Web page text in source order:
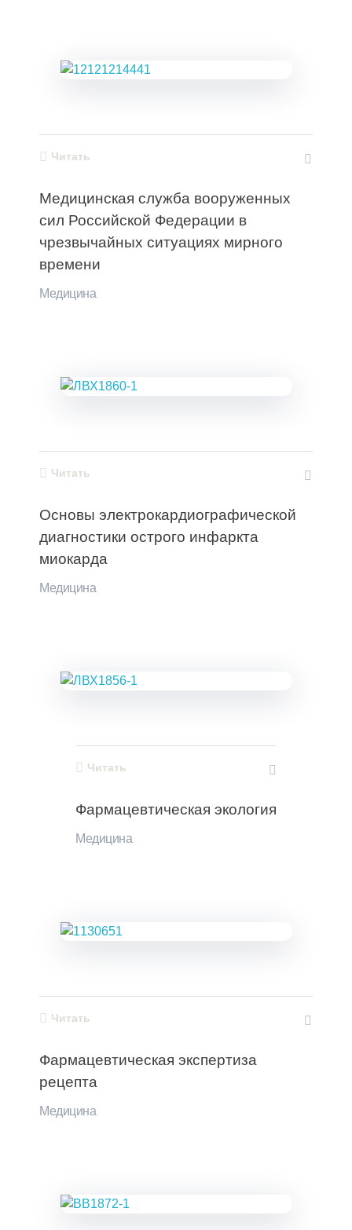
Медицинская служба вооруженных
сил Российской Федерации в
чрезвычайных ситуациях мирного
времени
Медицина
Читать
Основы электрокардиографической
диагностики острого инфаркта
миокарда
Медицина
Читать
Фармацевтическая экология
Медицина
Читать
Фармацевтическая экспертиза
рецепта
Медицина
Читать